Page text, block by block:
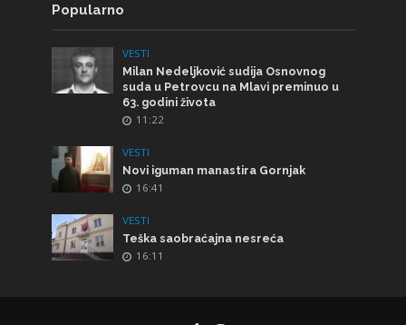
Popularno
VESTI
Milan Nedeljković sudija Osnovnog
suda u Petrovcu na Mlavi preminuo u
63. godini života
11:22
VESTI
Novi iguman manastira Gornjak
16:41
VESTI
Teška saobraćajna nesreća
16:11